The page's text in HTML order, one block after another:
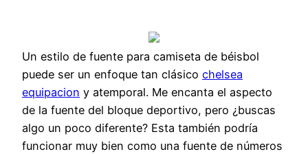
Un estilo de fuente para camiseta de béisbol
puede ser un enfoque tan clásico chelsea
equipacion y atemporal. Me encanta el aspecto
de la fuente del bloque deportivo, pero ¿buscas
algo un poco diferente? Esta también podría
funcionar muy bien como una fuente de números